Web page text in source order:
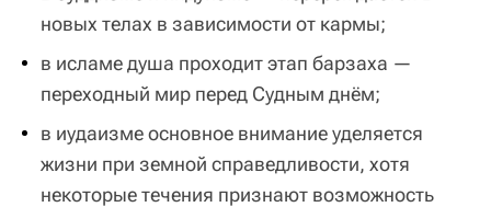
новых телах в зависимости от кармы;
в исламе душа проходит этап барзаха —
переходный мир перед Судным днём;
в иудаизме основное внимание уделяется
жизни при земной справедливости, хотя
некоторые течения признают возможность